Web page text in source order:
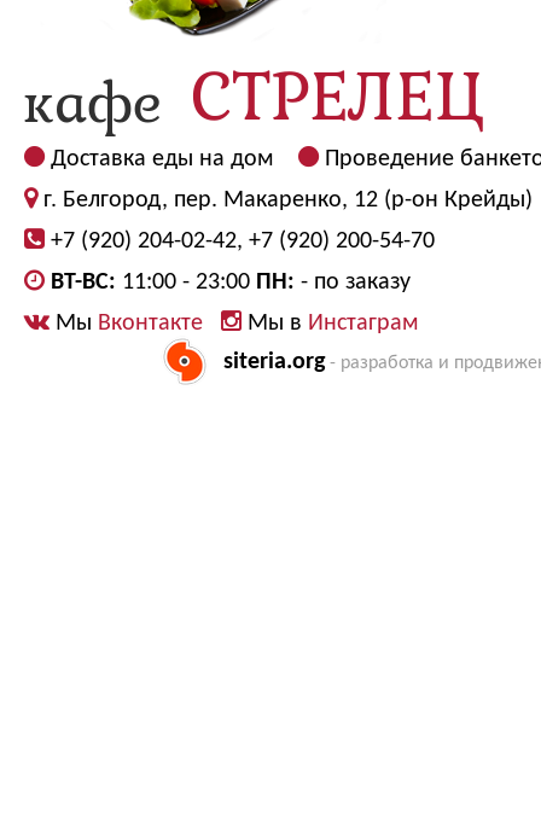
Доставка еды на дом
Проведение
г. Белгород, пер. Макаренко, 12 (р-он Крейды)
+7 (920) 204-02-42, +7 (920) 200-54-70
ВТ-ВС: 11:00 - 23:00 ПН: - по заказу
Мы Вконтакте Мы в Инстаграм
siteria.org- разработка и